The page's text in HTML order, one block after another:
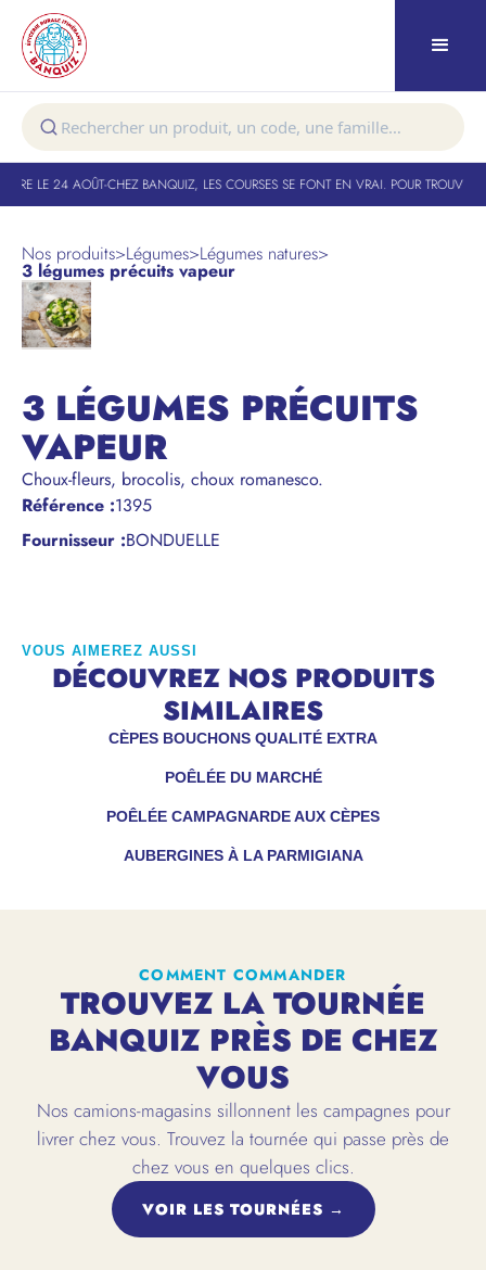
LE 24 AOÛT-CHEZ BANQUIZ, LES COURSES SE FONT EN VRAI. POUR TROUVER
Nos produits>Légumes>Légumes natures>
3 légumes précuits vapeur
3 LÉGUMES PRÉCUITS
VAPEUR
Choux-fleurs, brocolis, choux romanesco.
Référence :1395
Fournisseur :BONDUELLE
VOUS AIMEREZ AUSSI
DÉCOUVREZ NOS PRODUITS
SIMILAIRES
CÈPES BOUCHONS QUALITÉ EXTRA
POÊLÉE DU MARCHÉ
POÊLÉE CAMPAGNARDE AUX CÈPES
AUBERGINES À LA PARMIGIANA
COMMENT COMMANDER
TROUVEZ LA TOURNÉE
BANQUIZ PRÈS DE CHEZ
VOUS
Nos camions-magasins sillonnent les campagnes pour
livrer chez vous. Trouvez la tournée qui passe près de
chez vous en quelques clics.
VOIR LES TOURNÉES →